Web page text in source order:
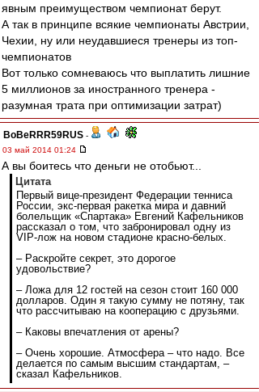
явным преимуществом чемпионат берут.
А так в принципе всякие чемпионаты Австрии,
Чехии, ну или неудавшиеся тренеры из топ-
чемпионатов
Вот только сомневаюсь что выплатить лишние
5 миллионов за иностранного тренера -
разумная трата при оптимизации затрат)
BoBeRRR59RUS -
03 май 2014 01:24
А вы боитесь что деньги не отобьют...
Цитата
Первый вице-президент Федерации тенниса
России, экс-первая ракетка мира и давний
болельщик «Спартака» Евгений Кафельников
рассказал о том, что забронировал одну из
VIP-лож на новом стадионе красно-белых.
– Раскройте секрет, это дорогое
удовольствие?
– Ложа для 12 гостей на сезон стоит 160 000
долларов. Один я такую сумму не потяну, так
что рассчитываю на кооперацию с друзьями.
– Каковы впечатления от арены?
– Очень хорошие. Атмосфера – что надо. Все
делается по самым высшим стандартам, –
сказал Кафельников.